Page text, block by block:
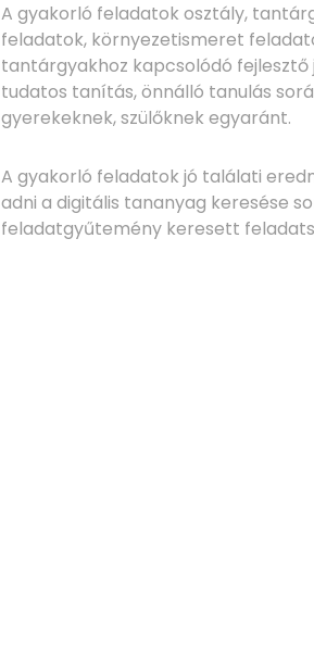
A gyakorló feladatok osztály,
feladatok, környezetismeret
tantárgyakhoz kapcsolódó
tudatos tanítás, önnálló tanulás
gyerekeknek, szülőknek egyaránt.
A gyakorló feladatok jó találati
adni a digitális tananyag keresése
feladatgyűtemény keresett